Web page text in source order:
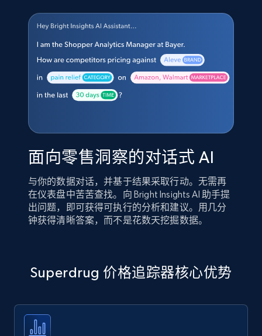
面向零售洞察的对话式 AI
与你的数据对话，并基于结果采取行动。无需再
在仪表盘中苦苦查找。向 Bright Insights AI 助手提
出问题，即可获得可执行的分析和建议。用几分
钟获得清晰答案，而不是花数天挖掘数据。
Superdrug 价格追踪器核心优势